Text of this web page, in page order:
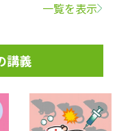
一覧を表示
講義